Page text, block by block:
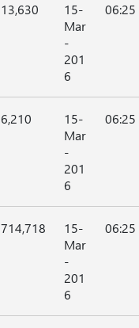
13,630
15-
Mar
-
201
6
06:25
6,210
15-
Mar
-
201
6
06:25
714,718
15-
Mar
-
201
6
06:25